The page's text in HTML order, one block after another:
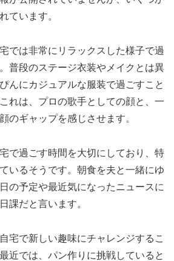
ています。
では非常にリラックスした様子で過
普段のステージ衣装やメイクとは異
んにカジュアルな服装で過ごすこと
れは、プロの歌手としての顔と、一
のギャップを感じさせます。
で過ごす時間を大切にしており、特
いるそうです。朝食を夫と一緒にゆ
の予定や最近気になったニュースに
課だと言います。
宅で新しい趣味にチャレンジするこ
近では、パン作りに挑戦していると